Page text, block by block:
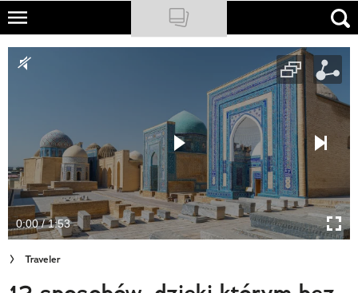
Skip
main
NATIONAL GEOGRAPHIC
Sklep
Newsletter
Cuda Polski
Wielki Konkurs Fotograficzny
0:00 / 1:53
Traveler